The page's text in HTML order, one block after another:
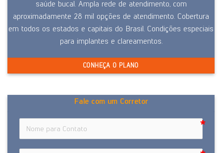
saúde bucal. Ampla rede de atendimento, com
aproximadamente 28 mil opções de atendimento. Cobertura
em todos os estados e capitais do Brasil. Condições especiais
para implantes e clareamentos.
CONHEÇA O PLANO
Fale com um Corretor